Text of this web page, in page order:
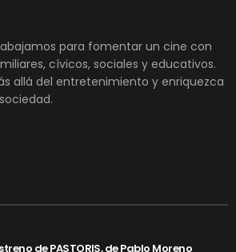
para fomentar un cine con
cívicos, sociales y educativos.
allá del entretenimiento y enriquezca
de PASTORIS, de Pablo Moreno